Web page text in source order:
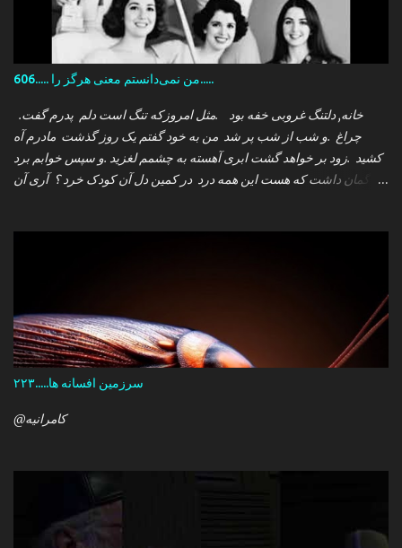
606..... من نمی‌دانستم معنی هرگز را.....
.خانه, دلتنگ غروبی خفه بود .مثل امروزکه تنگ است دلم پدرم گفت
چراغ .و شب از شب پر شد من به خود گفتم یک روز گذشت مادرم آه
کشید .زود بر خواهد گشت ابری آهسته به چشمم لغزید .و سپس خوابم برد
که گمان داشت که هست این همه درد در کمین دل آن کودک خرد ؟ آری آن
سرزمین افسانه ها.....۲۲۳
@کامرانیه